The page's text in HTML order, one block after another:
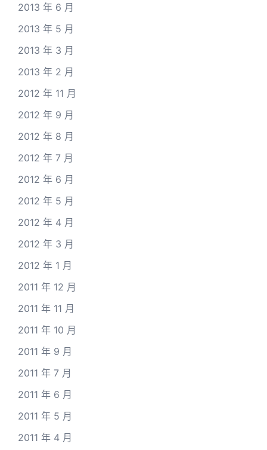
2013 年 6 月
2013 年 5 月
2013 年 3 月
2013 年 2 月
2012 年 11 月
2012 年 9 月
2012 年 8 月
2012 年 7 月
2012 年 6 月
2012 年 5 月
2012 年 4 月
2012 年 3 月
2012 年 1 月
2011 年 12 月
2011 年 11 月
2011 年 10 月
2011 年 9 月
2011 年 7 月
2011 年 6 月
2011 年 5 月
2011 年 4 月